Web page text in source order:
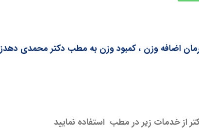
اضافه وزن ، کمبود وزن به مطب دکتر محمدی
از خدمات زیر در مطب استفاده نمایید